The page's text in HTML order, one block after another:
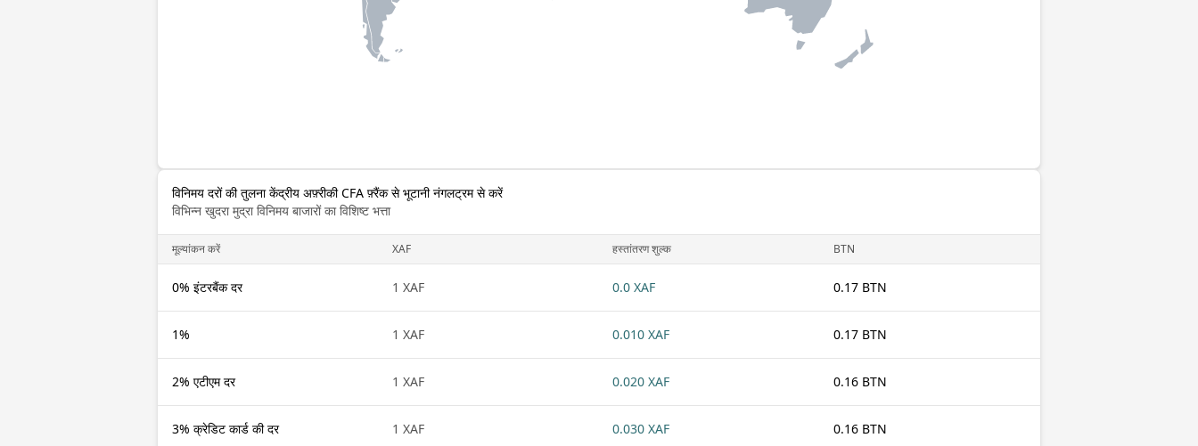
विनिमय दरों की तुलना केंद्रीय अफ़्रीकी CFA फ़्रैंक से भूटानी नंगलट्रम से करें
विभिन्न खुदरा मुद्रा विनिमय बाजारों का विशिष्ट भत्ता
मूल्यांकन करें XAF हस्तांतरण शुल्क BTN
0% इंटरबैंक दर 1 XAF 0.0 XAF 0.17 BTN
1% 1 XAF 0.010 XAF 0.17 BTN
2% एटीएम दर 1 XAF 0.020 XAF 0.16 BTN
3% क्रेडिट कार्ड की दर 1 XAF 0.030 XAF 0.16 BTN